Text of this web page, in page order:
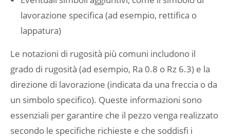
lavorazione specifica (ad esempio, rettifica o
lappatura)
Le notazioni di rugosità più comuni includono il
grado di rugosità (ad esempio, Ra 0.8 o Rz 6.3) e la
direzione di lavorazione (indicata da una freccia o da
un simbolo specifico). Queste informazioni sono
essenziali per garantire che il pezzo venga realizzato
secondo le specifiche richieste e che soddisfi i